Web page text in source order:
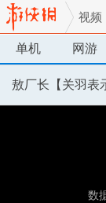
视频
单机 网游
敖厂长【关羽表